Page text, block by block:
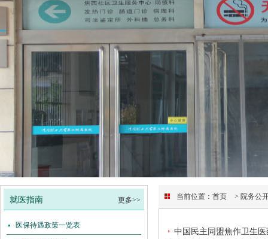
更多>>
就医指南
医保待遇政策一览表
当前位置： 首页 > 院务公
中国民主同盟焦作卫生